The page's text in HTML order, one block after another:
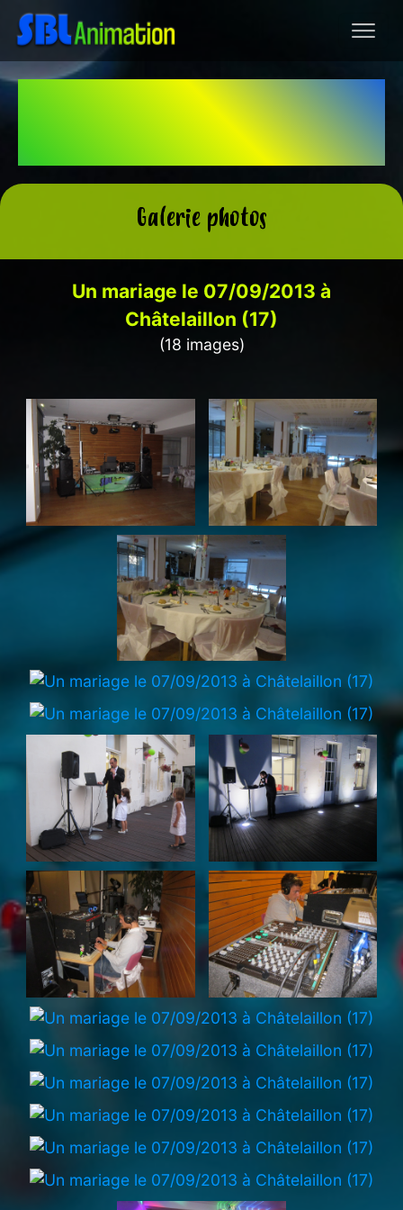
Le partenaire de tous vos
événements
Galerie photos
Un mariage le 07/09/2013 à
Châtelaillon (17)
(18 images)